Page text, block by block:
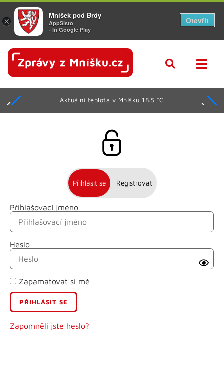
Aktuální teplota v Mníšku 18.5 °C
Přihlásit se Registrovat
Přihlašovací jméno
Heslo
Zapamatovat si mě
Zapomněli jste heslo?
Jméno
Příjmení
E-mail
Uživatelské jméno
×
Mníšek pod Brdy
AppSisto
- In Google Play
Otevřít